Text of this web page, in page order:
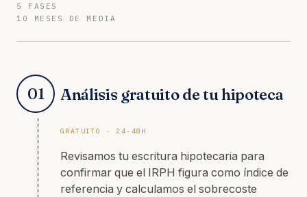
5 FASES
10 MESES DE MEDIA
01 Análisis gratuito de tu hipoteca
GRATUITO · 24-48H
Revisamos tu escritura hipotecaria para
confirmar que el IRPH figura como índice de
referencia y calculamos el sobrecoste